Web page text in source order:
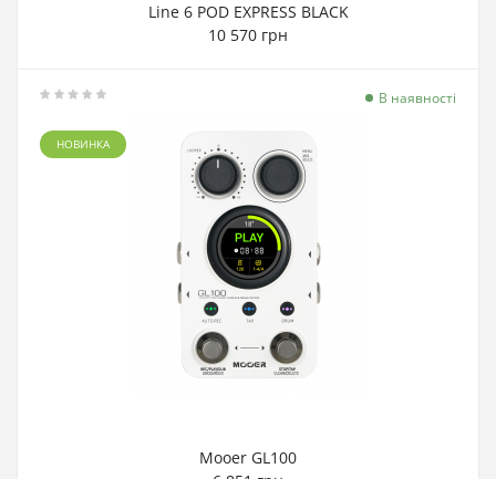
Line 6 POD EXPRESS BLACK
10 570 грн
НОВИНКА
В наявності
Mooer GL100